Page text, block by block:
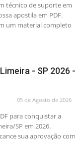
técnico de suporte em
apostila em PDF.
um material completo
- SP 2026 -
05 de Agosto de 2026
para conquistar a
SP em 2026.
sua aprovação com